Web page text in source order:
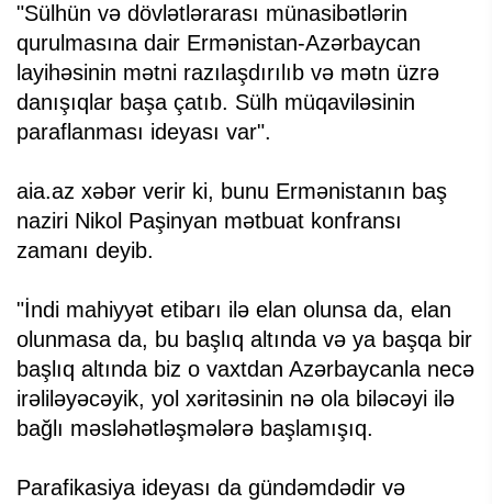
"Sülhün və dövlətlərarası münasibətlərin
qurulmasına dair Ermənistan-Azərbaycan
layihəsinin mətni razılaşdırılıb və mətn üzrə
danışıqlar başa çatıb. Sülh müqaviləsinin
paraflanması ideyası var".
aia.az xəbər verir ki, bunu Ermənistanın baş
naziri Nikol Paşinyan mətbuat konfransı
zamanı deyib.
"İndi mahiyyət etibarı ilə elan olunsa da, elan
olunmasa da, bu başlıq altında və ya başqa bir
başlıq altında biz o vaxtdan Azərbaycanla necə
irəliləyəcəyik, yol xəritəsinin nə ola biləcəyi ilə
bağlı məsləhətləşmələrə başlamışıq.
Parafikasiya ideyası da gündəmdədir və